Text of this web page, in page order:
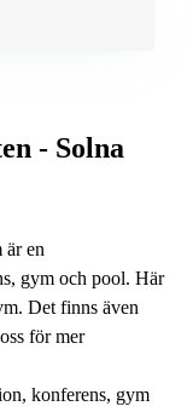
- Solna
är en
gym och pool. Här
Det finns även
för mer
konferens, gym